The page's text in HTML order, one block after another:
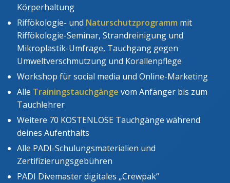
Körperhaltung
Riffökologie- und Naturschutzprogramm mit
Riffökologie-Seminar, Strandreinigung und
Mikroplastik-Umfrage, Tauchgang gegen
Umweltverschmutzung und Korallenpflege
Workshop für social media und Online-Marketing
Alle Trainingstauchgänge vom Anfänger bis zum
Tauchlehrer
Weitere 70 KOSTENLOSE Tauchgänge während
deines Aufenthalts
Alle PADI-Schulungsmaterialien und
Zertifizierungsgebühren
PADI Divemaster digitales „Crewpak“